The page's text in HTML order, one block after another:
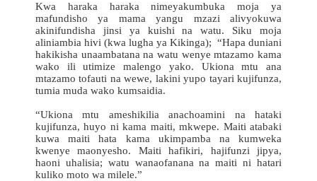
Kwa haraka haraka nimeyakumbuka moja ya
mafundisho ya mama yangu mzazi alivyokuwa
akinifundisha jinsi ya kuishi na watu. Siku moja
aliniambia hivi (kwa lugha ya Kikinga); “Hapa duniani
hakikisha unaambatana na watu wenye mtazamo kama
wako ili utimize malengo yako. Ukiona mtu ana
mtazamo tofauti na wewe, lakini yupo tayari kujifunza,
tumia muda wako kumsaidia.
“Ukiona mtu ameshikilia anachoamini na hataki
kujifunza, huyo ni kama maiti, mkwepe. Maiti atabaki
kuwa maiti hata kama ukimpamba na kumweka
kwenye maonyesho. Maiti hafikiri, hajifunzi jipya,
haoni uhalisia; watu wanaofanana na maiti ni hatari
kuliko moto wa milele.”